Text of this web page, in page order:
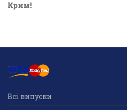
Крим!
Всі випуски